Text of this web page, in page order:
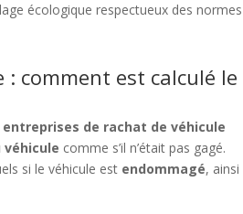
écologique respectueux des normes
comment est calculé le
entreprises de rachat de véhicule
véhicule comme s’il n’était pas gagé.
si le véhicule est endommagé, ainsi